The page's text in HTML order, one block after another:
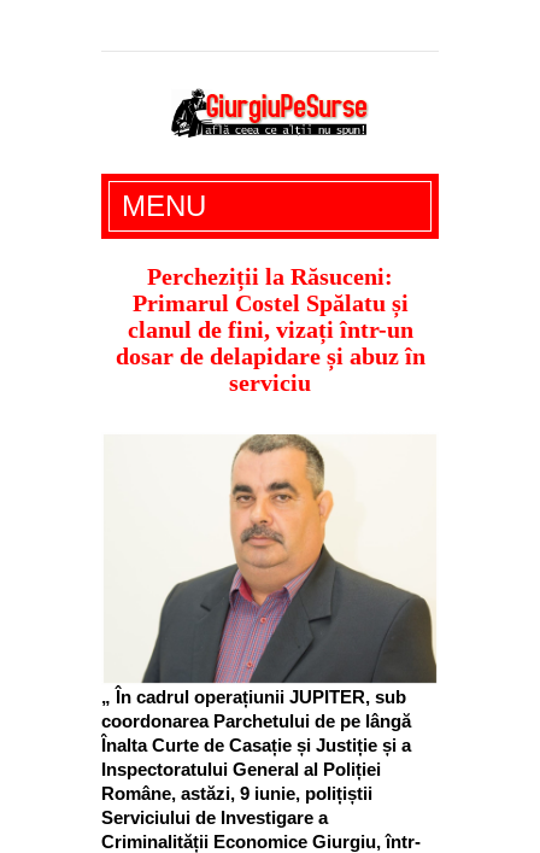
Giurgiu Pe Surse – actualitate giurgiu,
administratie giurgiu, stiri politice, social
economic, editoriale giurgiu, dezvaluiri,
soc, cancan, stiri locale
MENU
Percheziții la Răsuceni:
Primarul Costel Spălatu și
clanul de fini, vizați într-un
dosar de delapidare și abuz în
serviciu
„ În cadrul operațiunii JUPITER, sub
coordonarea Parchetului de pe lângă
Înalta Curte de Casație și Justiție și a
Inspectoratului General al Poliției
Române, astăzi, 9 iunie, polițiștii
Serviciului de Investigare a
Criminalității Economice Giurgiu, într-